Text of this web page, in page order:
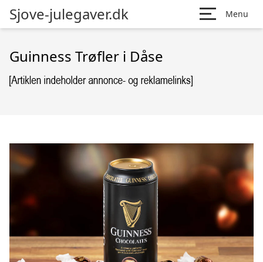
Sjove-julegaver.dk Menu
Guinness Trøfler i Dåse